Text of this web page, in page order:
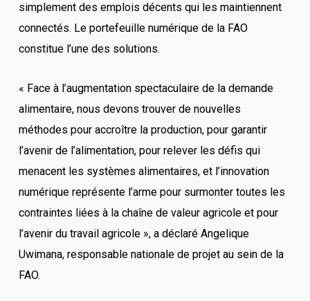
simplement des emplois décents qui les maintiennent
connectés. Le portefeuille numérique de la FAO
constitue l’une des solutions.
« Face à l’augmentation spectaculaire de la demande
alimentaire, nous devons trouver de nouvelles
méthodes pour accroître la production, pour garantir
l’avenir de l’alimentation, pour relever les défis qui
menacent les systèmes alimentaires, et l’innovation
numérique représente l’arme pour surmonter toutes les
contraintes liées à la chaîne de valeur agricole et pour
l’avenir du travail agricole », a déclaré Angelique
Uwimana, responsable nationale de projet au sein de la
FAO.